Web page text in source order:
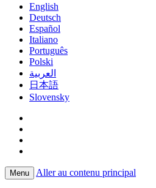
English
Deutsch
Español
Italiano
Português
Polski
العربية
日本語
Slovensky
Menu Aller au contenu principal